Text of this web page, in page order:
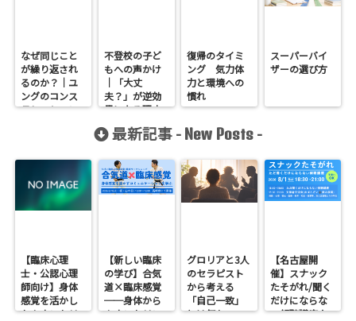
なぜ同じこと
が繰り返され
るのか？｜ユ
ングのコンス
テレーション
不登校の子ど
もへの声かけ
｜「大丈
夫？」が逆効
果になる理由
え方
復帰のタイミ
ング 気力体
力と環境への
慣れ
スーパーバイ
ザーの選び方
最新記事 - New Posts -
【臨床心理
士・公認心理
師向け】身体
感覚を活かし
たカウンセリ
【新しい臨床
の学び】合気
道×臨床感覚
──身体から
カウンセリン
グロリアと3人
のセラピスト
から考える
「自己一致」
とは何か──
【名古屋開
催】スナック
たそがれ/聞く
だけにならな
い傾聴講座